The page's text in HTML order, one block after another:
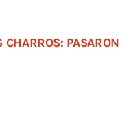
CHARROS: PASARON